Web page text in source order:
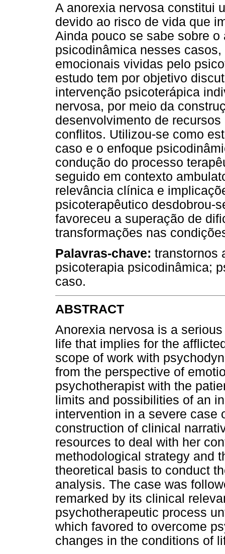
A anorexia nervosa constitui
devido ao risco de vida que
Ainda pouco se sabe sobre
psicodinâmica nesses
emocionais vividas pelo
estudo tem por objetivo
intervenção psicoterápica
nervosa, por meio da
desenvolvimento de
conflitos. Utilizou-se como
caso e o enfoque
condução do processo
seguido em contexto
relevância clínica e
psicoterapêutico desdobrou-
favoreceu a superação de
transformações nas
Palavras-chave: transtornos
psicoterapia psicodinâmica;
caso.
ABSTRACT
Anorexia nervosa is a
life that implies for the
scope of work with
from the perspective of
psychotherapist with the
limits and possibilities of an
intervention in a severe case
construction of clinical
resources to deal with her
methodological strategy and
theoretical basis to conduct
analysis. The case was
remarked by its clinical
psychotherapeutic process
which favored to overcome
changes in the conditions of